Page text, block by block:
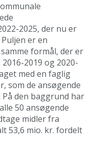
2025, der nu er
er en
formål, der er
2019 og 2020-
med en faglig
som de ansøgende
den baggrund har
50 ansøgende
midler fra
53,6 mio. kr. fordelt